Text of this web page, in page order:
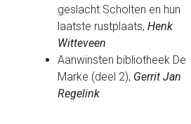
geslacht Scholten en hun
laatste rustplaats,Henk
Witteveen
Aanwinsten bibliotheek De
Marke (deel 2), Gerrit Jan
Regelink